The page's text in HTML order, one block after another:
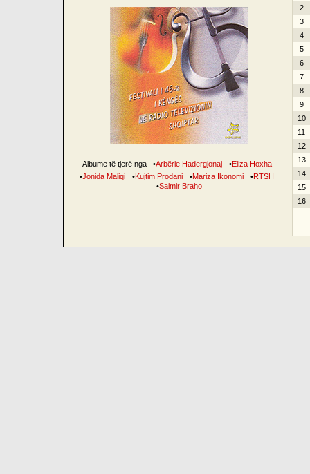
Albume të tjerë nga •Arbërie Hadergjonaj •Eliza Hoxha
•Jonida Maliqi •Kujtim Prodani •Mariza Ikonomi •RTSH
•Saimir Braho
2
3
4
5
6
7
8
9
10
11
12
13
14
15
16